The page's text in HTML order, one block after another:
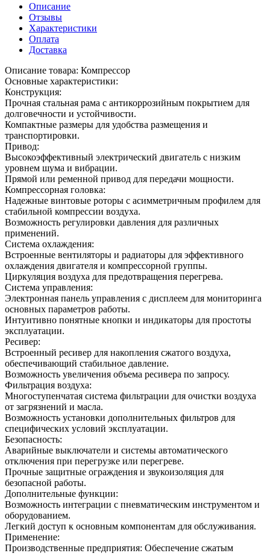
Описание
Отзывы
Характеристики
Оплата
Доставка
Описание товара: Компрессор
Основные характеристики:
Конструкция:
Прочная стальная рама с антикоррозийным покрытием для
долговечности и устойчивости.
Компактные размеры для удобства размещения и
транспортировки.
Привод:
Высокоэффективный электрический двигатель с низким
уровнем шума и вибрации.
Прямой или ременной привод для передачи мощности.
Компрессорная головка:
Надежные винтовые роторы с асимметричным профилем для
стабильной компрессии воздуха.
Возможность регулировки давления для различных
применений.
Система охлаждения:
Встроенные вентиляторы и радиаторы для эффективного
охлаждения двигателя и компрессорной группы.
Циркуляция воздуха для предотвращения перегрева.
Система управления:
Электронная панель управления с дисплеем для мониторинга
основных параметров работы.
Интуитивно понятные кнопки и индикаторы для простоты
эксплуатации.
Ресивер:
Встроенный ресивер для накопления сжатого воздуха,
обеспечивающий стабильное давление.
Возможность увеличения объема ресивера по запросу.
Фильтрация воздуха:
Многоступенчатая система фильтрации для очистки воздуха
от загрязнений и масла.
Возможность установки дополнительных фильтров для
специфических условий эксплуатации.
Безопасность:
Аварийные выключатели и системы автоматического
отключения при перегрузке или перегреве.
Прочные защитные ограждения и звукоизоляция для
безопасной работы.
Дополнительные функции:
Возможность интеграции с пневматическим инструментом и
оборудованием.
Легкий доступ к основным компонентам для обслуживания.
Применение:
Производственные предприятия: Обеспечение сжатым